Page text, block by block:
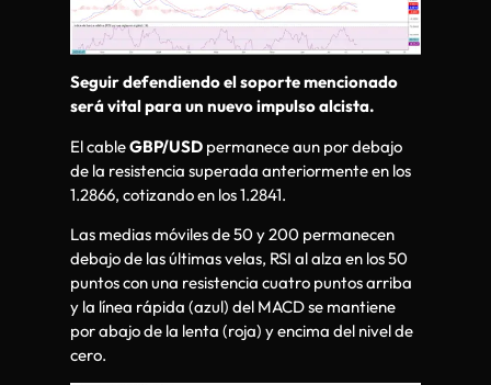
Seguir defendiendo el soporte mencionado
será vital para un nuevo impulso alcista.
El cableGBP/USD permanece aun por debajo
de la resistencia superada anteriormente en los
1.2866, cotizando en los 1.2841.
Las medias móviles de 50 y 200 permanecen
debajo de las últimas velas, RSI al alza en los 50
puntos con una resistencia cuatro puntos arriba
y la línea rápida (azul) del MACD se mantiene
por abajo de la lenta (roja) y encima del nivel de
cero.